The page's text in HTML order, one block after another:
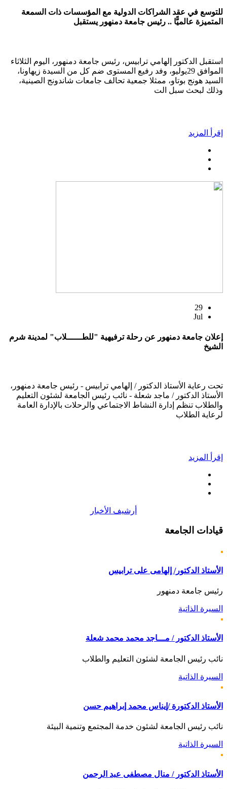
للتوسع في عقد الشراكات الدولية مع المؤسسات ذات السمعة
المتميزة عالميًّا .. رئيس جامعة دمنهور يستقبل
استقبل الدكتور إلهامي ترابيس، رئيس جامعة دمنهور، اليوم الثلاثاء
الموافق 29يوليو، وفد رفيع المستوى ضم كل من السيدة زيهاونا،
السيد هونج بوتاو، ممثلا جمعية تحالف جامعات شاندونج الصينية،
وذلك لبحث سبل الت
إقرأ المزيد
29
Jul
إعلان جامعة دمنهور عن رحلة ترفيهية "للطــــــلاب" لمدينة شرم
الشيخ
تحت رعاية الأستاذ الدكتور / إلهامي ترابيس - رئيس جامعة دمنهور،
الأستاذ الدكتور / ماجد شعلة - نائب رئيس الجامعة لشئون التعليم
والطلاب تنظم إدارة النشاط الاجتماعي والرحلات بالإدارة العامة
لرعاية الطلاب
إقرأ المزيد
أرشيف الأخبار
قيادات الجامعة
الأستاذ الدكتور/ إلهامى على ترابيس
رئيس جامعة دمنهور
السيرة الذاتية
الأستاذ الدكتور / مـــاجد محمد محمد شعلة
نائب رئيس الجامعة لشئون التعليم والطلاب
السيرة الذاتية
الأستاذ الدكتورة /إيناس محمد إبراهيم حسن
نائب رئيس الجامعة لشئون خدمة المجتمع وتنمية البيئة
السيرة الذاتية
الأستاذ الدكتور / منال مصطفى عبد الرحمن